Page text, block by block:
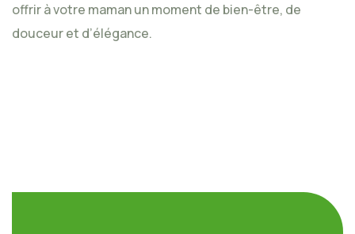
offrir à votre maman un moment de bien-être, de
douceur et d’élégance.